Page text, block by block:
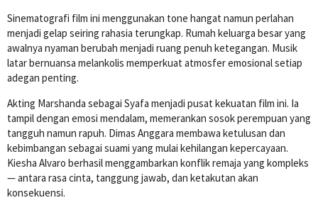
Sinematografi film ini menggunakan tone hangat namun perlahan
menjadi gelap seiring rahasia terungkap. Rumah keluarga besar yang
awalnya nyaman berubah menjadi ruang penuh ketegangan. Musik
latar bernuansa melankolis memperkuat atmosfer emosional setiap
adegan penting.
Akting Marshanda sebagai Syafa menjadi pusat kekuatan film ini. Ia
tampil dengan emosi mendalam, memerankan sosok perempuan yang
tangguh namun rapuh. Dimas Anggara membawa ketulusan dan
kebimbangan sebagai suami yang mulai kehilangan kepercayaan.
Kiesha Alvaro berhasil menggambarkan konflik remaja yang kompleks
— antara rasa cinta, tanggung jawab, dan ketakutan akan
konsekuensi.